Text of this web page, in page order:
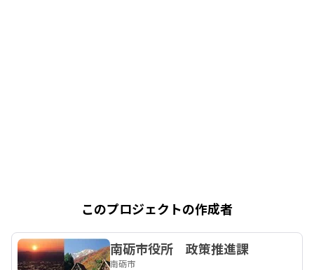
このプロジェクトの作成者
南砺市役所 政策推進課
南砺市